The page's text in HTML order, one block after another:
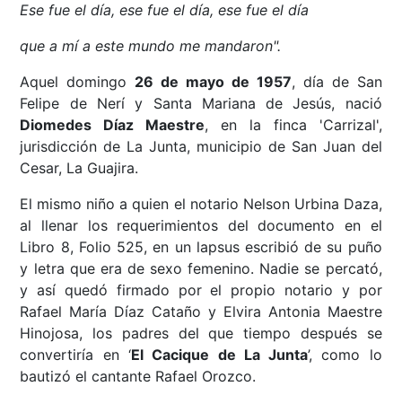
Ese fue el día, ese fue el día, ese fue el día
que a mí a este mundo me mandaron".
Aquel domingo 26 de mayo de 1957, día de San
Felipe de Nerí y Santa Mariana de Jesús, nació
Diomedes Díaz Maestre, en la finca 'Carrizal',
jurisdicción de La Junta, municipio de San Juan del
Cesar, La Guajira.
El mismo niño a quien el notario Nelson Urbina Daza,
al llenar los requerimientos del documento en el
Libro 8, Folio 525, en un lapsus escribió de su puño
y letra que era de sexo femenino. Nadie se percató,
y así quedó firmado por el propio notario y por
Rafael María Díaz Cataño y Elvira Antonia Maestre
Hinojosa, los padres del que tiempo después se
convertiría en ‘El Cacique de La Junta’, como lo
bautizó el cantante Rafael Orozco.